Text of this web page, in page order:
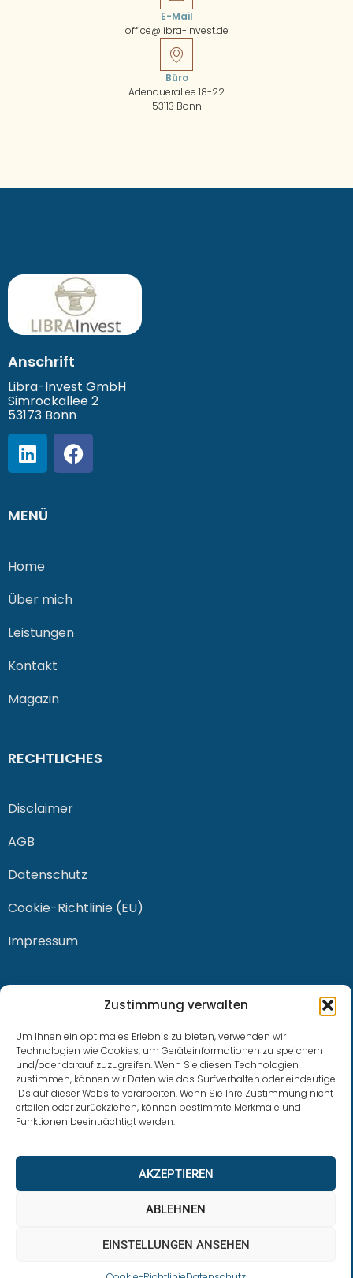
Zustimmung verwalten
Um Ihnen ein optimales Erlebnis zu bieten, verwenden wir
Technologien wie Cookies, um Geräteinformationen zu speichern
und/oder darauf zuzugreifen. Wenn Sie diesen Technologien
zustimmen, können wir Daten wie das Surfverhalten oder eindeutige
IDs auf dieser Website verarbeiten. Wenn Sie Ihre Zustimmung nicht
erteilen oder zurückziehen, können bestimmte Merkmale und
Funktionen beeinträchtigt werden.
AKZEPTIEREN
ABLEHNEN
EINSTELLUNGEN ANSEHEN
E-Mail
office@libra-invest.de
Büro
Adenauerallee 18-22
53113 Bonn
Anschrift
Libra-Invest GmbH
Simrockallee 2
53173 Bonn
MENÜ
Home
Über mich
Leistungen
Kontakt
Magazin
RECHTLICHES
Disclaimer
AGB
Datenschutz
Cookie-Richtlinie (EU)
Impressum
0228 / 915 614 81
klaus.buhl@libra-invest.de
LIBRAInvest © 2023 | Design by SOFTWARESTUBE